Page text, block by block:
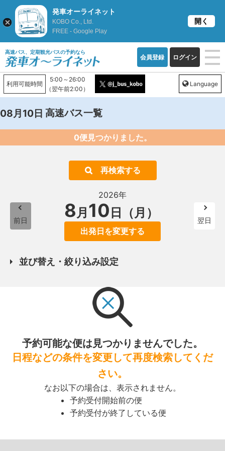
高速バス、定期観光バスの予約なら
会員登録 ログイン
利用可能時間
5:00～26:00
（翌午前2:00）
Language
08月10日 高速バス一覧
0便見つかりました。
再検索する
前日
2026年
8月 10 日（月）
出発日を変更する
翌日
並び替え・絞り込み設定
予約可能な便は見つかりませんでした。
日程などの条件を変更して再度検索してくだ
さい。
なお以下の場合は、表示されません。
予約受付開始前の便
予約受付が終了している便
発車オーライネット
KOBO Co., Ltd.
FREE - Google Play
開く